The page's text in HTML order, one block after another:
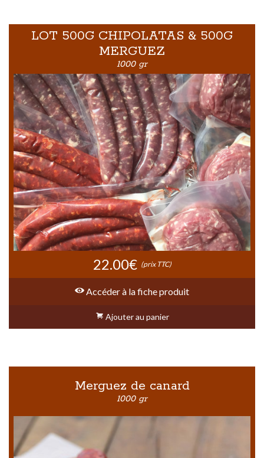
LOT 500G CHIPOLATAS & 500G
MERGUEZ
1000 gr
22.00€ (prix TTC)
Accéder à la fiche produit
Ajouter au panier
Merguez de canard
1000 gr